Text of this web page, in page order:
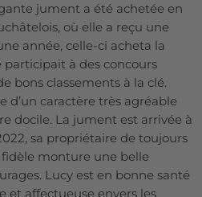
jument a été achetée en
où elle a reçu une
année, celle-ci acheta la
à des concours
bons classements à la clé.
d’un caractère très agréable
docile. La jument est arrivée à
sa propriétaire de toujours
monture une belle
Lucy est en bonne santé
et affectueuse envers les